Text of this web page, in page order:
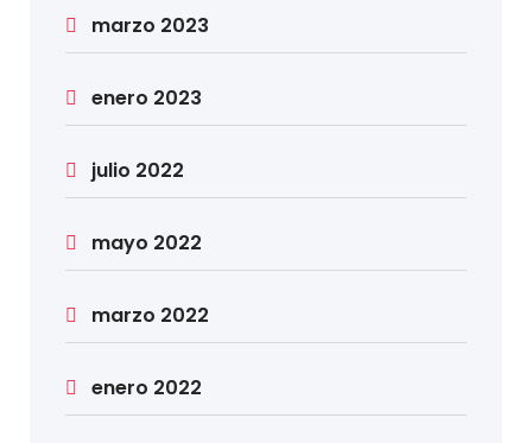
marzo 2023
enero 2023
julio 2022
mayo 2022
marzo 2022
enero 2022